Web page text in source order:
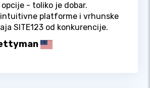
- toliko je dobar.
intuitivne platforme i vrhunske
SITE123 od konkurencije.